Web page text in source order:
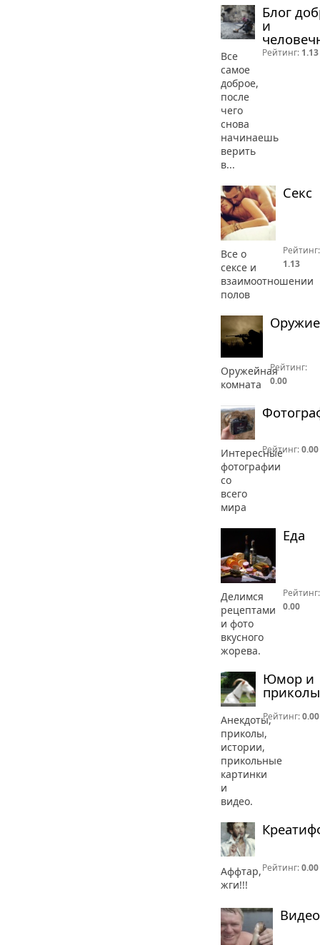
Блог
и
Все
самое
доброе,
после
чего
снова
начинаешь
верить
в...
Рейтинг: 1.13
Секс
Все о
сексе и
взаимоотношении
полов
Рейтинг:
1.13
Оружие
Оружейная
комната
Рейтинг:
0.00
Интересные
фотографии
со
всего
мира
Рейтинг:0.00
Еда
Делимся
рецептами
и фото
вкусного
жорева.
Рейтинг:
0.00
Юмор и
приколы
Анекдоты,
приколы,
истории,
прикольные
картинки
и
видео.
Рейтинг:0.00
Аффтар,
жги!!!
Рейтинг:0.00
Видео